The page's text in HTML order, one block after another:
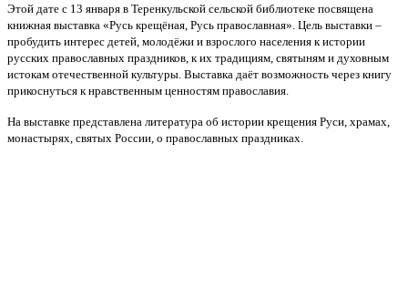
Этой дате с 13 января в Теренкульской сельской библиотеке посвящена
книжная выставка «Русь крещёная, Русь православная». Цель выставки –
пробудить интерес детей, молодёжи и взрослого населения к истории
русских православных праздников, к их традициям, святыням и духовным
истокам отечественной культуры. Выставка даёт возможность через книгу
прикоснуться к нравственным ценностям православия.
На выставке представлена литература об истории крещения Руси, храмах,
монастырях, святых России, о православных праздниках.